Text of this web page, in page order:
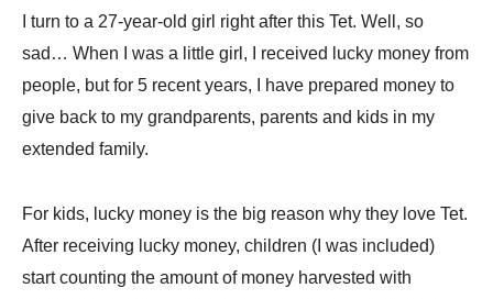
I turn to a 27-year-old girl right after this Tet. Well, so
sad… When I was a little girl, I received lucky money from
people, but for 5 recent years, I have prepared money to
give back to my grandparents, parents and kids in my
extended family.
For kids, lucky money is the big reason why they love Tet.
After receiving lucky money, children (I was included)
start counting the amount of money harvested with